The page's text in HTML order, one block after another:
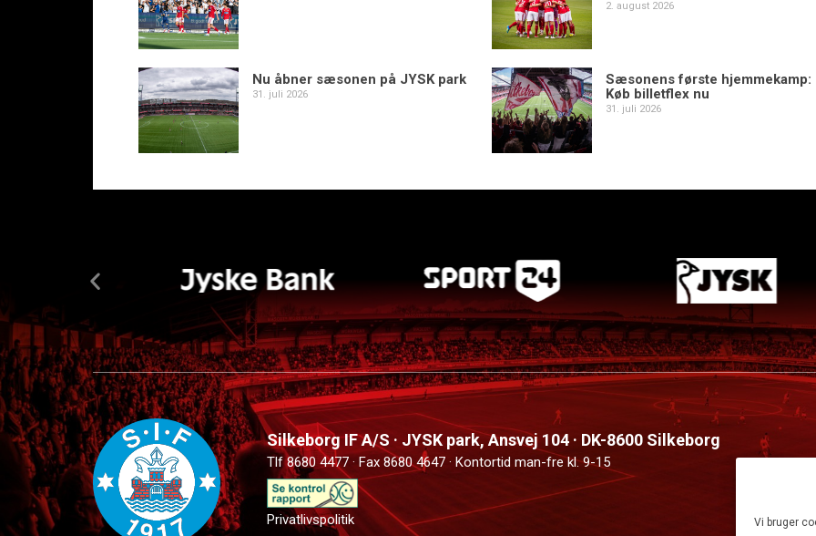
Vi bruger
2. august 2026
Nu åbner sæsonen på JYSK park
31. juli 2026
Sæsonens første hjemmekamp:
Køb billetflex nu
31. juli 2026
Silkeborg IF A/S · JYSK park, Ansvej 104 · DK-8600 Silkeborg
Tlf 8680 4477 · Fax 8680 4647 · Kontortid man-fre kl. 9-15
Privatlivspolitik